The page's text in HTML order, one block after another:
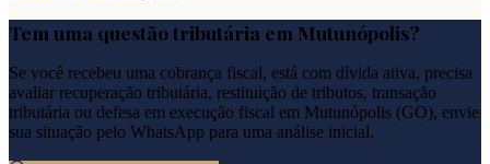
Tem uma questão tributária em Mutunópolis?
Se você recebeu uma cobrança fiscal, está com dívida ativa, precisa
avaliar recuperação tributária, restituição de tributos, transação
tributária ou defesa em execução fiscal em Mutunópolis (GO), envie
sua situação pelo WhatsApp para uma análise inicial.